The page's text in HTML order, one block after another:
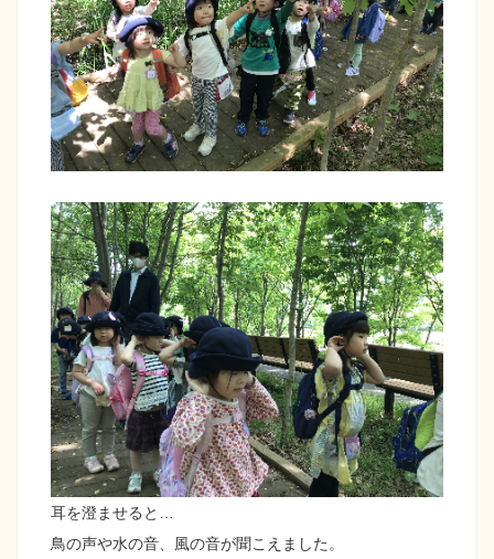
耳を澄ませると…
鳥の声や水の音、風の音が聞こえました。